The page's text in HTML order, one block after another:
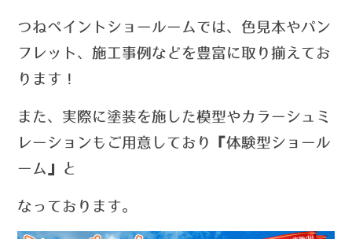
つねペイントショールームでは、色見本やパン
フレット、施工事例などを豊富に取り揃えてお
ります！
また、実際に塗装を施した模型やカラーシュミ
レーションもご用意しており『体験型ショール
ーム』と
なっております。